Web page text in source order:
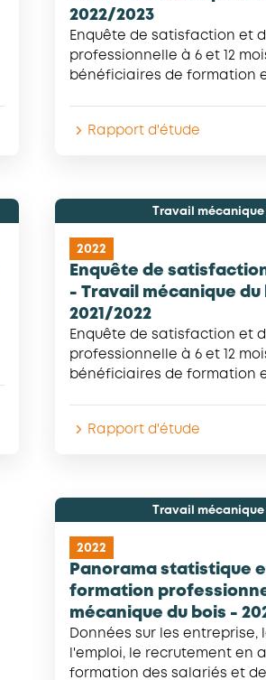
2022/2023
Enquête de satisfaction et
professionnelle à 6 et 12
bénéficiaires de formation
Rapport d'étude
Travail
2022
Enquête de
- Travail mécanique du
2021/2022
Enquête de satisfaction et
professionnelle à 6 et 12
bénéficiaires de formation
Rapport d'étude
Travail
2022
Panorama statistique
formation
mécanique du bois -
Données sur les entreprise,
l'emploi, le recrutement en
formation des salariés et